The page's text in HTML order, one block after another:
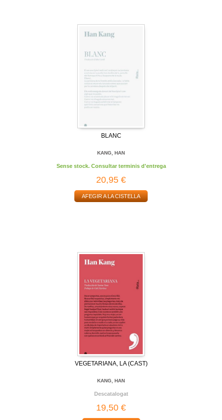
BLANC
KANG, HAN
Sense stock. Consultar terminis d'entrega
20,95 €
AFEGIR A LA CISTELLA
VEGETARIANA, LA (CAST)
KANG, HAN
Descatalogat
19,50 €